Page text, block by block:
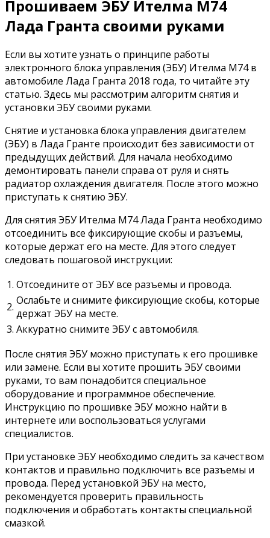
Прошиваем ЭБУ Ителма М74
Лада Гранта своими руками
Если вы хотите узнать о принципе работы
электронного блока управления (ЭБУ) Ителма М74 в
автомобиле Лада Гранта 2018 года, то читайте эту
статью. Здесь мы рассмотрим алгоритм снятия и
установки ЭБУ своими руками.
Снятие и установка блока управления двигателем
(ЭБУ) в Лада Гранте происходит без зависимости от
предыдущих действий. Для начала необходимо
демонтировать панели справа от руля и снять
радиатор охлаждения двигателя. После этого можно
приступать к снятию ЭБУ.
Для снятия ЭБУ Ителма М74 Лада Гранта необходимо
отсоединить все фиксирующие скобы и разъемы,
которые держат его на месте. Для этого следует
следовать пошаговой инструкции:
1. Отсоедините от ЭБУ все разъемы и провода.
2. Ослабьте и снимите фиксирующие скобы, которые
держат ЭБУ на месте.
3. Аккуратно снимите ЭБУ с автомобиля.
После снятия ЭБУ можно приступать к его прошивке
или замене. Если вы хотите прошить ЭБУ своими
руками, то вам понадобится специальное
оборудование и программное обеспечение.
Инструкцию по прошивке ЭБУ можно найти в
интернете или воспользоваться услугами
специалистов.
При установке ЭБУ необходимо следить за качеством
контактов и правильно подключить все разъемы и
провода. Перед установкой ЭБУ на место,
рекомендуется проверить правильность
подключения и обработать контакты специальной
смазкой.